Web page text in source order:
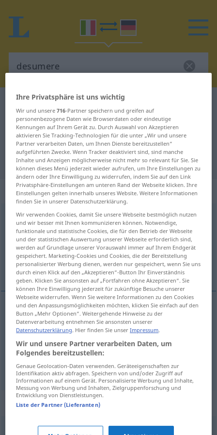
Italienisch-Deutsch Wörterbuch
Italienisch-Deutsch Übersetzung
für "desumere"
"desumere" Deutsch Übersetzung
„desumere“: verbo transitivo
desumere [deˈzuːmere]v/t
Übersicht aller Übersetzungen
(Für mehr Details die Übersetzung anklicken/antippen)
folgern, erschließen entnehmen
folgern, (er)schließen desumere
entnehmen desumerericavare
Synonyme für "desumere"
Ihre Privatsphäre ist uns wichtig
Wir und unsere716-Partner speichern und greifen auf
personenbezogene Daten wie Browserdaten oder eindeutige
Kennungen auf Ihrem Gerät zu. Durch Auswahl von Akzeptieren
aktivieren Sie Tracking-Technologien für die unter „Wir und unsere
Partner verarbeiten Daten, um Ihnen Dienste bereitzustellen“
aufgeführten Zwecke. Wenn Tracker deaktiviert sind, sind manche
Inhalte und Anzeigen möglicherweise nicht mehr so relevant für Sie. Sie
können dieses Menü jederzeit wieder aufrufen, um Ihre Einstellungen zu
ändern oder Ihre Einwilligung zu widerrufen, indem Sie auf den Link
Privatsphäre-Einstellungen am unteren Rand der Webseite klicken. Ihre
Einstellungen gelten innerhalb unseres Website. Weitere Informationen
finden Sie in unserer Datenschutzerklärung.
Wir verwenden Cookies, damit Sie unsere Webseite bestmöglich nutzen
und wir besser mit Ihnen kommunizieren können. Notwendige,
funktionale und statistische Cookies, die für den Betrieb der Webseite
und der statistischen Auswertung unserer Webseite erforderlich sind,
werden auf Grundlage unserer Vorauswahl immer auf Ihrem Endgerät
gespeichert. Marketing-Cookies und Cookies, die der Bereitstellung
personalisierter Werbung dienen, werden nur gespeichert, wenn Sie uns
durch einen Klick auf den „Akzeptieren“-Button Ihr Einverständnis
geben. Klicken Sie ansonsten auf „Fortfahren ohne Akzeptieren“. Sie
können Ihre Einwilligung jederzeit für zukünftige Besuche unserer
Webseite widerrufen. Wenn Sie weitere Informationen zu den Cookies
und den Anpassungsmöglichkeiten möchten, klicken Sie einfach auf den
Button „Mehr Optionen“. Weitergehende Hinweise zu der
Datenverarbeitung entnehmen Sie ansonsten unserer
Datenschutzerklärung. Hier finden Sie unserImpressum.
Wir und unsere Partner verarbeiten Daten, um
Folgendes bereitzustellen:
Genaue Geolocation-Daten verwenden. Geräteeigenschaften zur
Identifikation aktiv abfragen. Speichern von und/oder Zugriff auf
Informationen auf einem Gerät. Personalisierte Werbung und Inhalte,
Messung von Werbung und Inhalten, Zielgruppenforschung und
Entwicklung von Dienstleistungen.
Liste der Partner (Lieferanten)